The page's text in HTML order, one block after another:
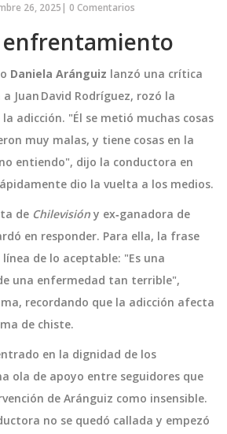
26, 2025| 0 Comentarios
enfrentamiento
Daniela Aránguiz lanzó una crítica
Juan David Rodríguez, rozó la
adicción. "Él se metió muchas cosas
muy malas, y tiene cosas en la
entiendo", dijo la conductora en
dio la vuelta a los medios.
de Chilevisión y ex‑ganadora de
en responder. Para ella, la frase
de lo aceptable: "Es una
una enfermedad tan terrible",
recordando que la adicción afecta
de chiste.
en la dignidad de los
ola de apoyo entre seguidores que
de Aránguiz como insensible.
no se quedó callada y empezó